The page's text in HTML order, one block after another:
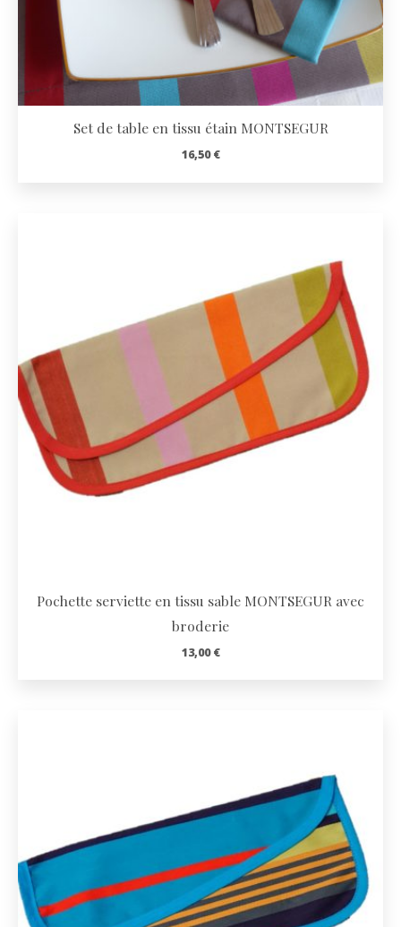
Set de table en tissu étain MONTSEGUR
16,50€
Pochette serviette en tissu sable MONTSEGUR avec
broderie
13,00€